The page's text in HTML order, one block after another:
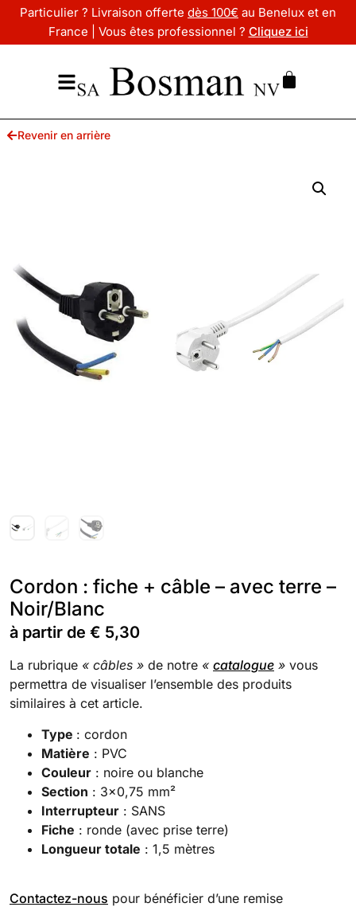
Particulier ? Livraison offerte dès 100€ au Benelux et en
France | Vous êtes professionnel ? Cliquez ici
Revenir en arrière
Cordon : fiche + câble – avec terre –
Noir/Blanc
à partir de € 5,30
La rubrique « câbles » de notre « catalogue » vous
permettra de visualiser l’ensemble des produits
similaires à cet article.
Type : cordon
Matière : PVC
Couleur : noire ou blanche
Section : 3×0,75 mm²
Interrupteur : SANS
Fiche : ronde (avec prise terre)
Longueur totale : 1,5 mètres
Contactez-nous pour bénéficier d’une remise